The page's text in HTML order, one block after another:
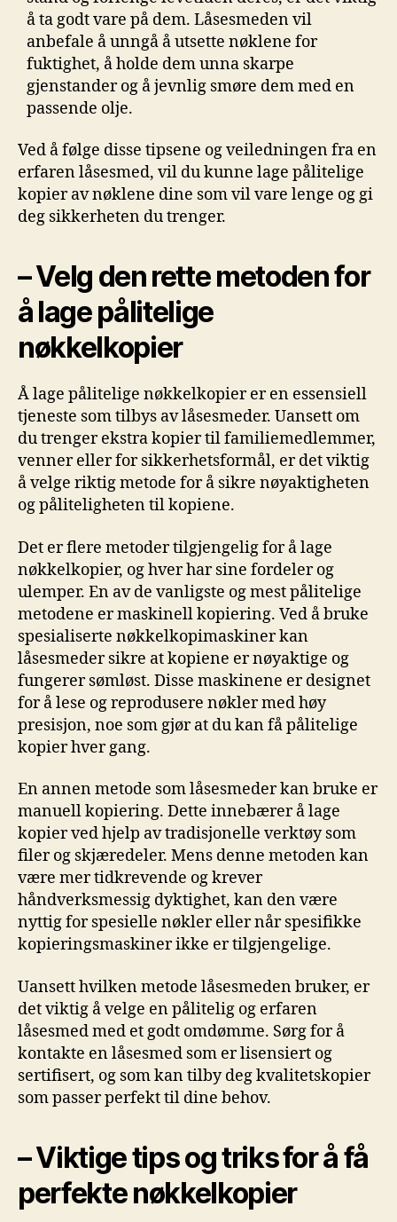
å⁤ ta godt vare på dem. Låsesmeden vil
anbefale å unngå å utsette nøklene for
fuktighet, å holde dem unna skarpe
gjenstander og å jevnlig smøre ​dem med en
passende olje.
Ved‌ å følge disse tipsene og veiledningen fra en
erfaren låsesmed, ⁤vil du ⁤kunne lage pålitelige
kopier av nøklene dine som vil vare‌ lenge og‌ gi
deg sikkerheten du ‍trenger.
– Velg den ⁤rette metoden for
å ⁢lage pålitelige⁤
nøkkelkopier
Å ‍lage⁣ pålitelige nøkkelkopier er en essensiell
tjeneste som tilbys av låsesmeder. Uansett om ​
du trenger ‌ekstra kopier til familiemedlemmer,
venner eller for sikkerhetsformål, er det viktig
å velge riktig metode for​ å sikre nøyaktigheten
og‍ påliteligheten til kopiene.
Det er flere metoder tilgjengelig for å‌ lage
nøkkelkopier, og ⁤hver har sine fordeler og‍
ulemper. En av de vanligste‌ og mest⁣ pålitelige
metodene er maskinell kopiering. Ved å bruke
spesialiserte nøkkelkopimaskiner kan
låsesmeder sikre at kopiene ⁤er nøyaktige og​
fungerer sømløst. Disse maskinene er designet
for ‌å lese og reprodusere nøkler med høy
presisjon, noe som gjør at du kan få pålitelige
kopier hver ⁢gang.
En annen metode som låsesmeder ⁤kan⁣ bruke er
manuell kopiering. Dette innebærer å lage
⁢kopier ved hjelp av tradisjonelle⁣ verktøy som
filer og skjæredeler. Mens denne metoden kan
være mer tidkrevende ⁣og ⁣krever
håndverksmessig dyktighet, kan ​den være‌
nyttig for spesielle nøkler eller når‌ spesifikke
kopieringsmaskiner ikke er⁢ tilgjengelige.
Uansett hvilken metode låsesmeden bruker, er
det⁣ viktig ​å velge⁢ en ⁤pålitelig og erfaren
‌låsesmed med et godt ​omdømme. Sørg for ⁤å
kontakte en låsesmed‌ som er lisensiert og
sertifisert,⁣ og som kan tilby deg kvalitetskopier
som ⁣passer perfekt til dine behov.
– Viktige tips og triks⁣ for å få
perfekte nøkkelkopier